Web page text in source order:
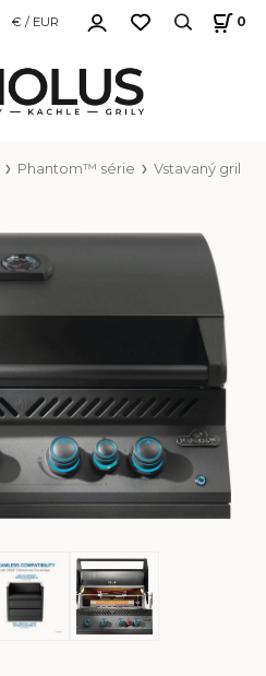
€ / EUR 0
Phantom™ série
Vstavaný gril